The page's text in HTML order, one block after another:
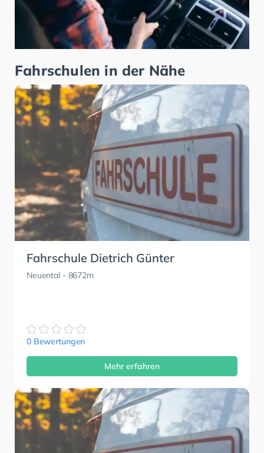
Fahrschulen in der Nähe
Fahrschule Dietrich Günter
Neuental- 8672m
0 Bewertungen
Mehr erfahren